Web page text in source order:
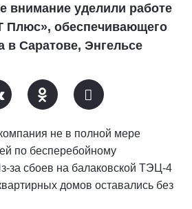
внимание уделили работе
обеспечивающего
в Саратове, Энгельсе
не в полной мере
по бесперебойному
за сбоев на балаковской ТЭЦ-4
домов оставались без